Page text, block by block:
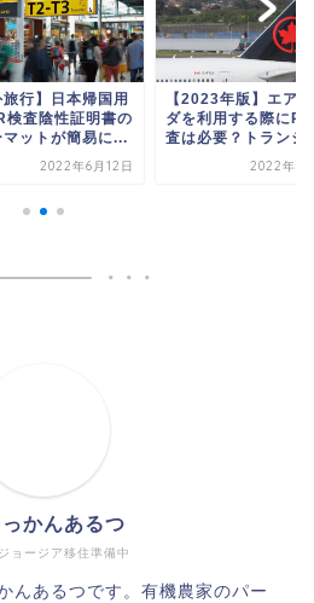
旅行】日本帰国用
検査陰性証明書の
マットが簡易に...
2022年6月12日
【2023年版】エア
ダを利用する際に
査は必要？トランジ
2022年9
ョージア移住準備中
っかんあるつ
んあるつです。有機農家のパー